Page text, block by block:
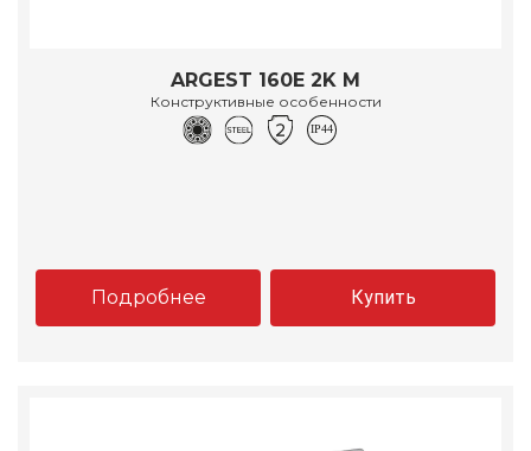
ARGEST 160E 2K M
Конструктивные особенности
Подробнее Купить